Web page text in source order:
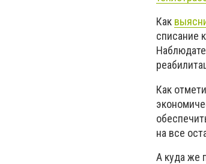
Как
списание
Как
на все
А куда же